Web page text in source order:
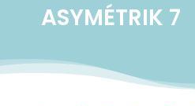
ASYMÉTRIK 7